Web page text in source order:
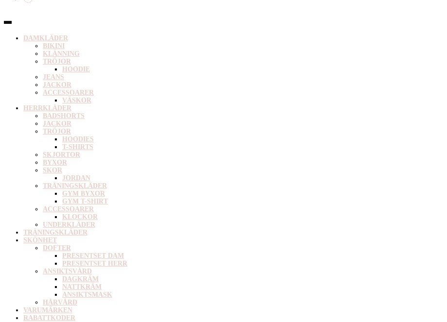
DAMKLÄDER
BIKINI
KLÄNNING
TRÖJOR
HOODIE
JEANS
JACKOR
ACCESSOARER
VÄSKOR
HERRKLÄDER
BADSHORTS
JACKOR
TRÖJOR
HOODIES
T-SHIRTS
SKJORTOR
BYXOR
SKOR
JORDAN
TRÄNINGSKLÄDER
GYM BYXOR
GYM T-SHIRT
ACCESSOARER
KLOCKOR
UNDERKLÄDER
TRÄNINGSKLÄDER
SKÖNHET
DOFTER
PRESENTSET DAM
PRESENTSET HERR
ANSIKTSVÅRD
DAGKRÄM
NATTKRÄM
ANSIKTSMASK
HÅRVÅRD
VARUMÄRKEN
RABATTKODER